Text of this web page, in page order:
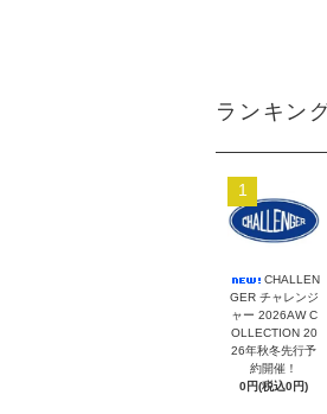
ランキン
1
CHALLEN
GER チャレンジ
ャー 2026AW C
OLLECTION 20
26年秋冬先行予
約開催！
0円(税込0円)